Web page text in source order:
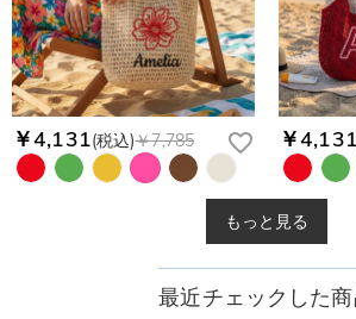
￥4,131(税込)￥7,785 ￥4,131
もっと見る
最近チェックした